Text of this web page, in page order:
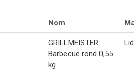
Nom
GRILLMEISTER
Barbecue rond 0,55
kg